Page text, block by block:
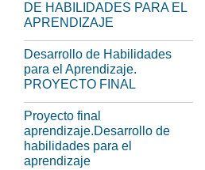
DE HABILIDADES PARA EL
APRENDIZAJE
Desarrollo de Habilidades
para el Aprendizaje.
PROYECTO FINAL
Proyecto final
aprendizaje.Desarrollo de
habilidades para el
aprendizaje